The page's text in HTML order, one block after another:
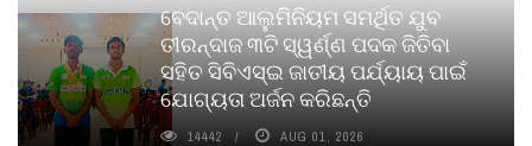
ବେଦାନ୍ତ ଆଲୁମିନିୟମ ସମର୍ଥିତ ଯୁବ
ତୀରନ୍ଦାଜ ୩ଟି ସ୍ୱର୍ଣ୍ଣ ପଦକ ଜିତିବା
ସହିତ ସିବିଏସ୍ଇ ଜାତୀୟ ପର୍ଯ୍ୟାୟ ପାଇଁ
ଯୋଗ୍ୟତା ଅର୍ଜନ କରିଛନ୍ତି
14442 AUG 01, 2026